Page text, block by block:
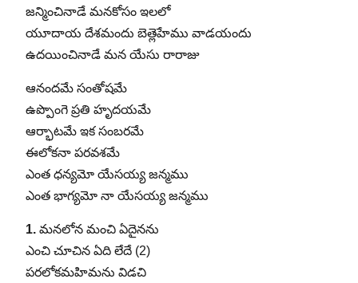
జన్మించినాడే మనకోసం ఇలలో
యూదాయ దేశమందు బెత్లెహేము వాడయందు
ఉదయించినాడే మన యేసు రారాజు
ఆనందమే సంతోషమే
ఉప్పొంగె ప్రతి హృదయమే
ఆర్భాటమే ఇక సంబరమే
ఈలోకనా పరవశమే
ఎంత ధన్యమో యేసయ్య జన్మము
ఎంత భాగ్యమో నా యేసయ్య జన్మము
1. మనలోన మంచి ఏదైనను
ఎంచి చూచిన ఏది లేదే (2)
పరలోకమహిమను విడచి